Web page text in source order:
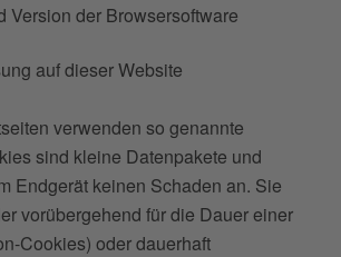
Version der Browsersoftware
auf dieser Website
verwenden so genannte
sind kleine Datenpakete und
Endgerät keinen Schaden an. Sie
vorübergehend für die Dauer einer
Cookies) oder dauerhaft